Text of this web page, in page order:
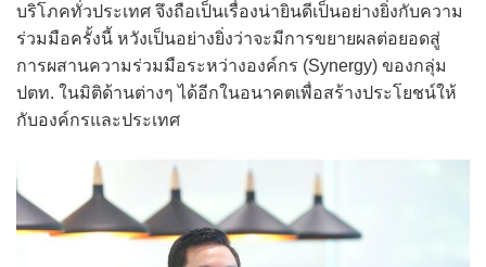
บริโภคทั่วประเทศ จึงถือเป็นเรื่องน่ายินดีเป็นอย่างยิ่งกับความ
ร่วมมือครั้งนี้ หวังเป็นอย่างยิ่งว่าจะมีการขยายผลต่อยอดสู่
การผสานความร่วมมือระหว่างองค์กร (Synergy) ของกลุ่ม
ปตท. ในมิติด้านต่างๆ ได้อีกในอนาคตเพื่อสร้างประโยชน์ให้
กับองค์กรและประเทศ